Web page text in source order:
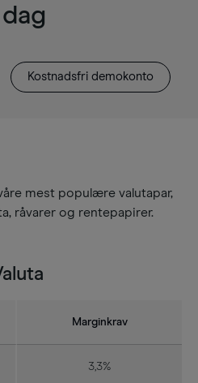
Kostnadsfri demokonto
mest populære valutapar,
råvarer og rentepapirer.
Marginkrav
3,3%